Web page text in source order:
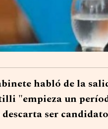
habló de la
"empieza un
ser